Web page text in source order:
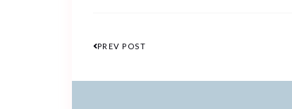
PREV POST